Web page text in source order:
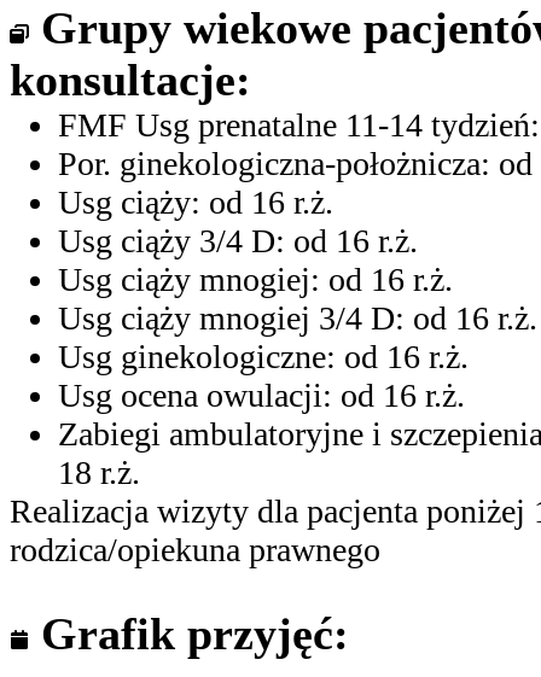
Grupy wiekowe
konsultacje:
FMF Usg prenatalne 11-14
Por. ginekologiczna-położnicza: od
Usg ciąży: od 16 r.ż.
Usg ciąży 3/4 D: od 16 r.ż.
Usg ciąży mnogiej: od 16 r.ż.
Usg ciąży mnogiej 3/4 D: od 16 r.ż.
Usg ginekologiczne: od 16 r.ż.
Usg ocena owulacji: od 16 r.ż.
Zabiegi ambulatoryjne i
18 r.ż.
Realizacja wizyty dla pacjenta
rodzica/opiekuna prawnego
Grafik przyjęć: